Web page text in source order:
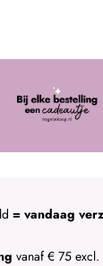
= vandaag
vanaf € 75